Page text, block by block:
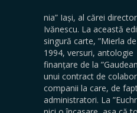
nia” Iași, al cărei
Ivănescu. La această
singură carte, ”Mierla
1994, versuri, antologie
finanțare de la
unui contract de
companii la care, de
administratori. La